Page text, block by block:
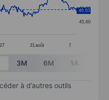
categories.
values. Data
27 31 août 7
45,60
46,80
46,63
3M 6M 1A
à d’autres outils